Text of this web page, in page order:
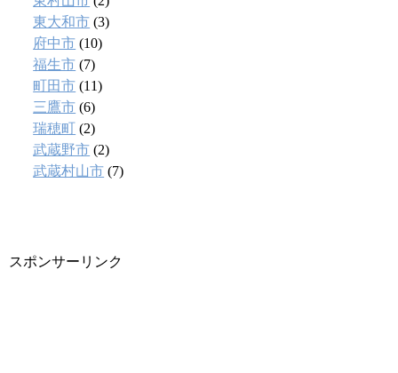
東大和市 (3)
府中市 (10)
福生市 (7)
町田市 (11)
三鷹市 (6)
瑞穂町 (2)
武蔵野市 (2)
武蔵村山市 (7)
スポンサーリンク